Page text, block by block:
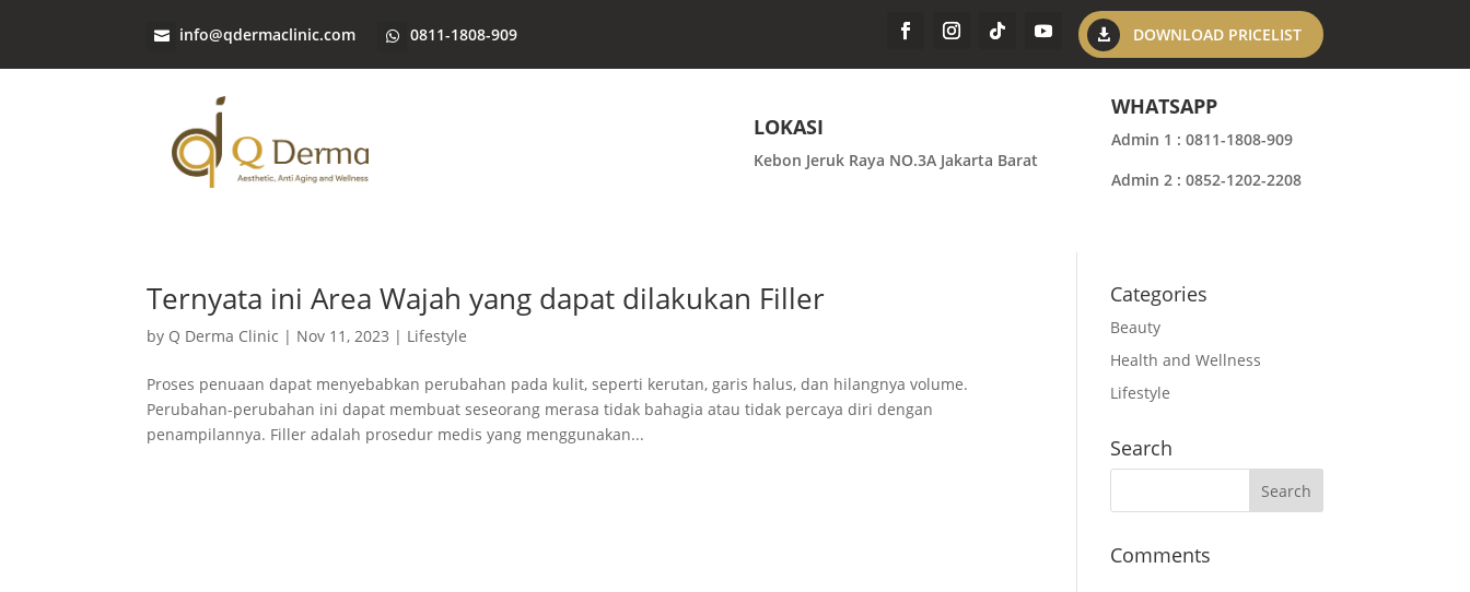
info@qdermaclinic.com 0811-1808-909 DOWNLOAD PRICELIST
LOKASI
Kebon Jeruk Raya NO.3A Jakarta Barat
WHATSAPP
Admin 1 : 0811-1808-909
Admin 2 : 0852-1202-2208
Ternyata ini Area Wajah yang dapat dilakukan Filler
by Q Derma Clinic | Nov 11, 2023 | Lifestyle
Proses penuaan dapat menyebabkan perubahan pada kulit, seperti kerutan, garis halus, dan hilangnya volume.
Perubahan-perubahan ini dapat membuat seseorang merasa tidak bahagia atau tidak percaya diri dengan
penampilannya. Filler adalah prosedur medis yang menggunakan...
Categories
Beauty
Health and Wellness
Lifestyle
Search
Comments